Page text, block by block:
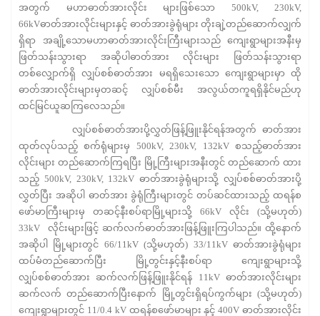
အတွက် မဟာဓာတ်အားလိုင်း များဖြစ်သော 500kV, 230kV,
66kVဓာတ်အားလိုင်းများနှင့် ဓာတ်အားခွဲရုံများ တိုးချဲ့တည်ဆောက်လျှက်
ရှိရာ အချို့သောမဟာဓာတ်အားလိုင်းကြီးများသည် ကျေးရွာများအနီးမှ
ဖြတ်သန်းသွားရာ အဆိုပါဓာတ်အား လိုင်းများ ဖြတ်သန်းသွားရာ
တစ်လျှောက်ရှိ လျှပ်စစ်ဓာတ်အား မရရှိသေးသော ကျေးရွာများမှာ ထို
ဓာတ်အားလိုင်းများမှတဆင့် လျှပ်စစ်မီး အလွယ်တကူရရှိနိုင်မည်ဟု
ထင်မြင်ယူဆကြလေသည်။
လျှပ်စစ်ဓာတ်အားပို့လွှတ်ဖြန့်ဖြူးနိုင်ရန်အတွက် ဓာတ်အား
ထုတ်လုပ်သည့် စက်ရုံများမှ 500kV, 230kV, 132kV စသည့်ဓာတ်အား
လိုင်းများ တည်ဆောက်ကြရပြီး မြို့ကြီးများအနီးတွင် တည်ဆောက် ထား
သည့် 500kV, 230kV, 132kV ဓာတ်အားခွဲရုံများသို့ လျှပ်စစ်ဓာတ်အားပို့
လွှတ်ပြီး အဆိုပါ ဓာတ်အား ခွဲရုံကြီးများတွင် တပ်ဆင်ထားသည့် ထရန်စ
ဖော်မာကြီးများမှ တဆင့်နီးစပ်ရာမြို့များသို့ 66kV လိုင်း (သို့မဟုတ်)
33kV လိုင်းများဖြင့် ဆက်လက်ဓာတ်အားဖြန့်ဖြူးကြပါသည်။ ထို့နောက်
အဆိုပါ မြို့များတွင် 66/11kV (သို့မဟုတ်) 33/11kV ဓာတ်အားခွဲရုံများ
ထပ်မံတည်ဆောက်ပြီး မြို့တွင်းနှင့်နီးစပ်ရာ ကျေးရွာများသို့
လျှပ်စစ်ဓာတ်အား ဆက်လက်ဖြန့်ဖြူးနိုင်ရန် 11kV ဓာတ်အားလိုင်းများ
ဆက်လက် တည်ဆောက်ပြီးနောက် မြို့တွင်းရှိရပ်ကွက်များ (သို့မဟုတ်)
ကျေးရွာများတွင် 11/0.4 kV ထရန်စဖော်မာများ နှင့် 400V ဓာတ်အားလိုင်း